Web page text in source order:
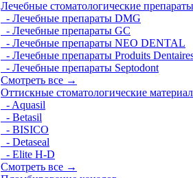
Лечебные стоматологические препараты
- Лечебные препараты DMG
- Лечебные препараты GC
- Лечебные препараты NEO DENTAL
- Лечебные препараты Produits
- Лечебные препараты Septodont
Смотреть все →
Оттискные стоматологические
- Aquasil
- Betasil
- BISICO
- Detaseal
- Elite H-D
Смотреть все →